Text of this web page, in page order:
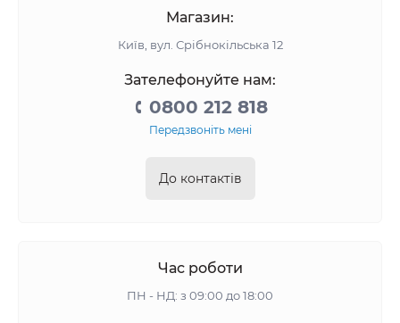
Магазин:
Київ, вул. Срібнокільська 12
Зателефонуйте нам:
0800 212 818
Передзвоніть мені
До контактів
Час роботи
ПН - НД: з 09:00 до 18:00